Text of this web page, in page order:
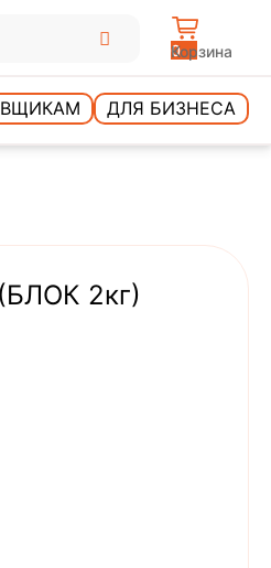
0
Корзина
ДЛЯ БИЗНЕСА
2кг)